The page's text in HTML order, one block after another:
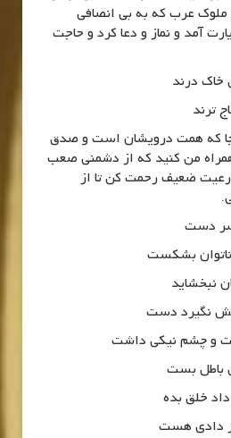
عرب که به بی انصافی
آمد و نماز و دعا کرد و حاجت
خاک درند
ترند
که همت درویشان است و صدق
من کنید که از دشمنی صعب
ضعیف رحمت کن تا از
سر دست
بشکست
نبخشاید
نگیرد دست
و چشم نیکی داشت
باطل بست
خلق بده
دادی هست